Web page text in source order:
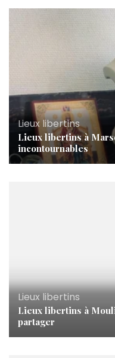
Lieux libertins
Lieux libertins à
incontournables
Lieux libertins
Lieux libertins à
partager